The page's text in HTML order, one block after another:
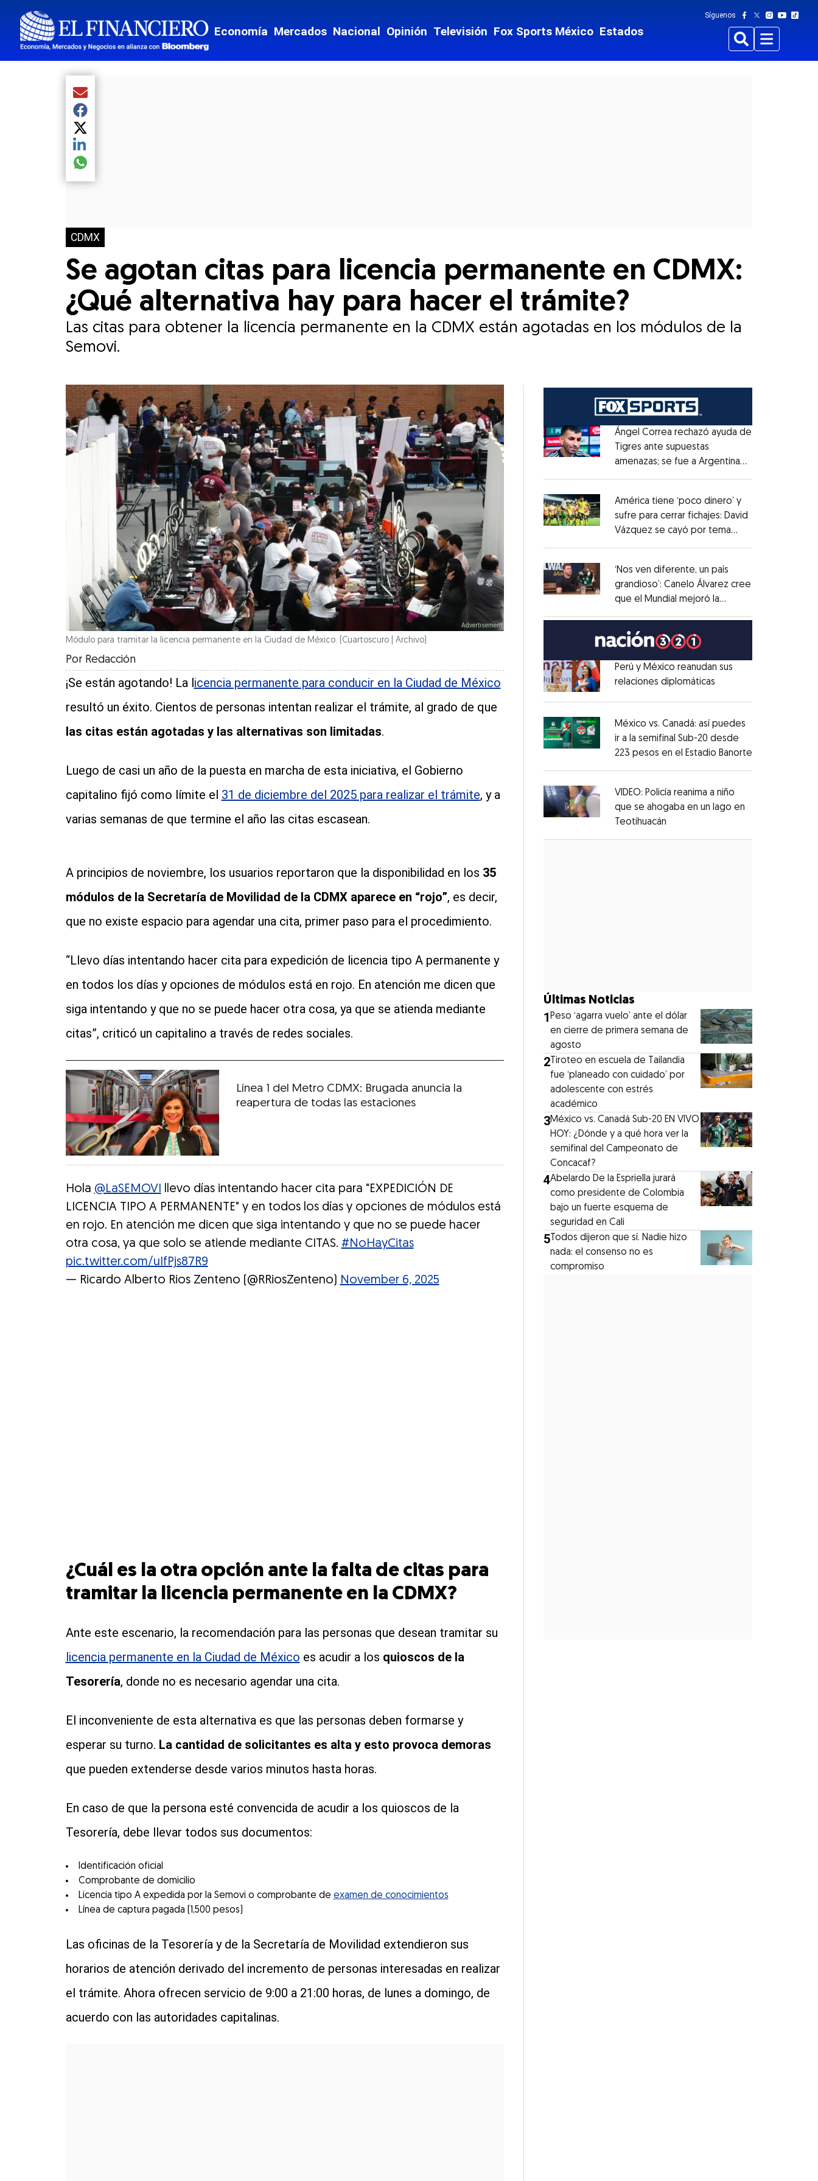
Economía Mercados Nacional Opinión Televisión Fox Sports México Estados
Síguenos
BuscarMenu
CDMX
Se agotan citas para licencia permanente en CDMX:
¿Qué alternativa hay para hacer el trámite?
Las citas para obtener la licencia permanente en la CDMX están agotadas en los módulos de la
Semovi.
Compartir el artículo actual mediante Email
Compartir el artículo actual mediante Facebook
Compartir el artículo actual mediante Twitter
Compartir el artículo actual mediante LinkedIn
Compartir el artículo actual mediante global.social-whatsapp
Módulo para tramitar la licencia permanente en la Ciudad de México. (Cuartoscuro | Archivo)
Por Redacción
¡Se están agotando! La licencia permanente para conducir en la Ciudad de México
resultó un éxito. Cientos de personas intentan realizar el trámite, al grado de que
las citas están agotadas y las alternativas son limitadas.
Luego de casi un año de la puesta en marcha de esta iniciativa, el Gobierno
capitalino fijó como límite el 31 de diciembre del 2025 para realizar el trámite, y a
varias semanas de que termine el año las citas escasean.
A principios de noviembre, los usuarios reportaron que la disponibilidad en los 35
módulos de la Secretaría de Movilidad de la CDMX aparece en “rojo”, es decir,
que no existe espacio para agendar una cita, primer paso para el procedimiento.
“Llevo días intentando hacer cita para expedición de licencia tipo A permanente y
en todos los días y opciones de módulos está en rojo. En atención me dicen que
siga intentando y que no se puede hacer otra cosa, ya que se atienda mediante
citas”, criticó un capitalino a través de redes sociales.
Línea 1 del Metro CDMX: Brugada anuncia la
reapertura de todas las estaciones
Hola @LaSEMOVI llevo días intentando hacer cita para "EXPEDICIÓN DE
LICENCIA TIPO A PERMANENTE" y en todos los días y opciones de módulos está
en rojo. En atención me dicen que siga intentando y que no se puede hacer
otra cosa, ya que solo se atiende mediante CITAS. #NoHayCitas
pic.twitter.com/uIfPjs87R9
— Ricardo Alberto Rios Zenteno (@RRiosZenteno)
November 6, 2025
¿Cuál es la otra opción ante la falta de citas para
tramitar la licencia permanente en la CDMX?
Ante este escenario, la recomendación para las personas que desean tramitar su
licencia permanente en la Ciudad de México es acudir a los quioscos de la
Tesorería, donde no es necesario agendar una cita.
El inconveniente de esta alternativa es que las personas deben formarse y
esperar su turno. La cantidad de solicitantes es alta y esto provoca demoras
que pueden extenderse desde varios minutos hasta horas.
En caso de que la persona esté convencida de acudir a los quioscos de la
Tesorería, debe llevar todos sus documentos:
Identificación oficial
Comprobante de domicilio
Licencia tipo A expedida por la Semovi o comprobante de examen de conocimientos
Línea de captura pagada (1,500 pesos)
Las oficinas de la Tesorería y de la Secretaría de Movilidad extendieron sus
horarios de atención derivado del incremento de personas interesadas en realizar
el trámite. Ahora ofrecen servicio de 9:00 a 21:00 horas, de lunes a domingo, de
acuerdo con las autoridades capitalinas.
Opens in new window
Ángel Correa rechazó ayuda de
Tigres ante supuestas
amenazas; se fue a Argentina
Opens in new window
América tiene ‘poco dinero’ y
sufre para cerrar fichajes: David
Vázquez se cayó por tema
Opens in new window
‘Nos ven diferente, un país
grandioso’: Canelo Álvarez cree
que el Mundial mejoró la
Opens in new window
Perú y México reanudan sus
relaciones diplomáticas
Opens in new window
México vs. Canadá: así puedes
ir a la semifinal Sub-20 desde
223 pesos en el Estadio Banorte
Opens in new window
VIDEO: Policía reanima a niño
que se ahogaba en un lago en
Teotihuacán
Últimas Noticias
1Peso ‘agarra vuelo’ ante el dólar
en cierre de primera semana de
agosto
2 Tiroteo en escuela de Tailandia
fue ‘planeado con cuidado’ por
adolescente con estrés
académico
3México vs. Canadá Sub-20 EN VIVO
HOY: ¿Dónde y a qué hora ver la
semifinal del Campeonato de
Concacaf?
4Abelardo De la Espriella jurará
como presidente de Colombia
bajo un fuerte esquema de
seguridad en Cali
5 Todos dijeron que sí. Nadie hizo
nada: el consenso no es
compromiso